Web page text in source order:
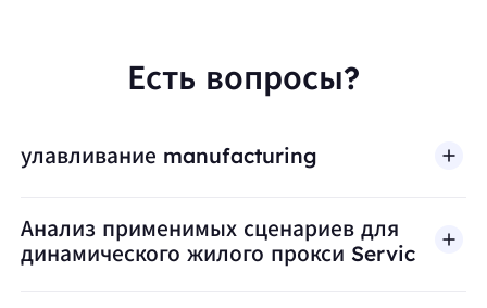
Есть вопросы?
улавливание manufacturing
Анализ применимых сценариев для
динамического жилого прокси Servic